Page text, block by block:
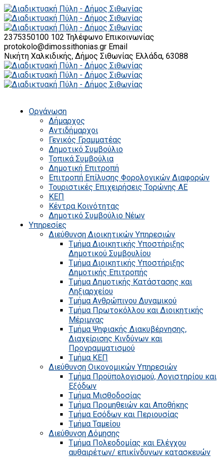
2375350100 102 Τηλέφωνο Επικοινωνίας
protokolo@dimossithonias.gr Email
Νικήτη Χαλκιδικής, Δήμος Σιθωνίας Ελλάδα, 63088
Οργάνωση
Δήμαρχος
Αντιδήμαρχοι
Γενικός Γραμματέας
Δημοτικό Συμβούλιο
Τοπικά Συμβούλια
Δημοτική Επιτροπή
Επιτροπή Επίλυσης Φορολογικών Διαφορών
Τουριστικές Επιχειρήσεις Τορώνης ΑΕ
ΚΕΠ
Κέντρα Κοινότητας
Δημοτικό Συμβούλιο Νέων
Υπηρεσίες
Διεύθυνση Διοικητικών Υπηρεσιών
Τμήμα Διοικητικής Υποστήριξης
Δημοτικού Συμβουλίου
Τμήμα Διοικητικής Υποστήριξης
Δημοτικής Επιτροπής
Τμήμα Δημοτικής Κατάστασης και
Ληξιαρχείου
Τμήμα Ανθρώπινου Δυναμικού
Τμήμα Πρωτοκόλλου και Διοικητικής
Μέριμνας
Τμήμα Ψηφιακής Διακυβέρνησης,
Διαχείρισης Κινδύνων και
Προγραμματισμού
Τμήμα ΚΕΠ
Διεύθυνση Οικονομικών Υπηρεσιών
Τμήμα Προϋπολογισμού, Λογιστηρίου και
Εξόδων
Τμήμα Μισθοδοσίας
Τμήμα Προμηθειών και Αποθήκης
Τμήμα Εσόδων και Περιουσίας
Τμήμα Ταμείου
Διεύθυνση Δόμησης
Τμήμα Πολεοδομίας και Ελέγχου
αυθαιρέτων/ επικίνδυνων κατασκευών